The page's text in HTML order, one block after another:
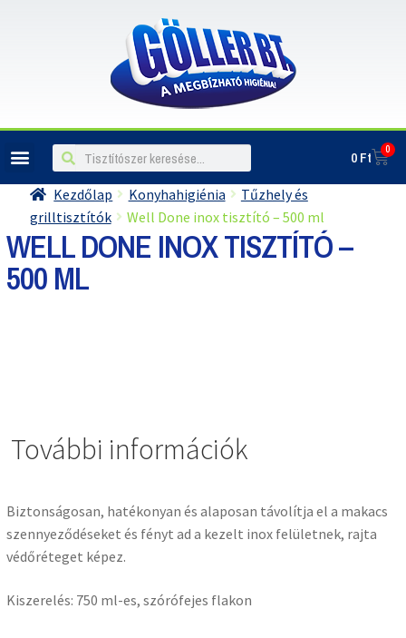
0Ft 0
Kezdőlap Konyhahigiénia
Tűzhely és
grilltisztítók
Well Done inox tisztító – 500 ml
WELL DONE INOX TISZTÍTÓ –
500 ML
További információk
Biztonságosan, hatékonyan és alaposan távolítja el a makacs
szennyeződéseket és fényt ad a kezelt inox felületnek, rajta
védőréteget képez.
Kiszerelés: 750 ml-es, szórófejes flakon